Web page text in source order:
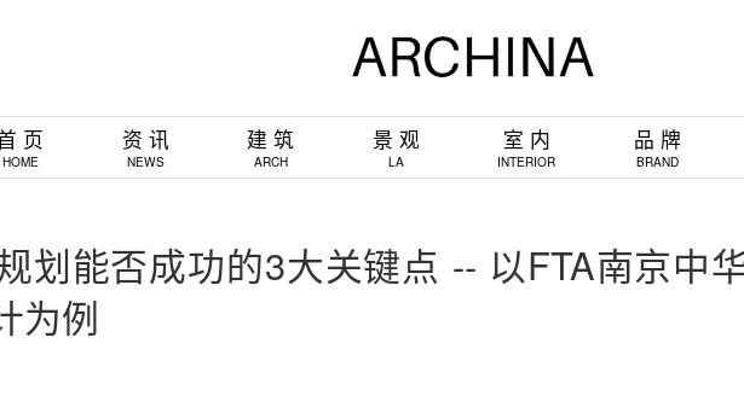
页
HOME
资 讯
NEWS
建 筑
ARCH
景 观
LA
室 内
INTERIOR
品 牌
BRAND
划能否成功的3大关键点 -- 以FTA南京中
为例